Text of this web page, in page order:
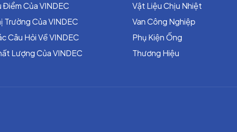
Điểm Của VINDEC
Trường Của VINDEC
Câu Hỏi Về VINDEC
Lượng Của VINDEC
Vật Liệu Chịu Nhiệt
Van Công Nghiệp
Phụ Kiện Ống
Thương Hiệu